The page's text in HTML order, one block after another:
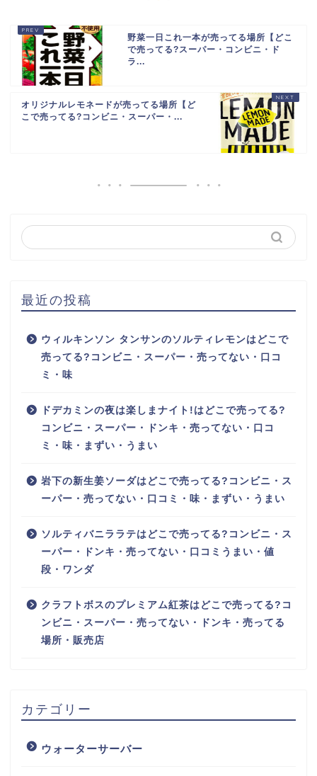
野菜一日これ一本が売ってる場所【どこ
で売ってる?スーパー・コンビニ・ド
ラ...
オリジナルレモネードが売ってる場所【ど
こで売ってる?コンビニ・スーパー・...
最近の投稿
ウィルキンソン タンサンのソルティレモンはどこで
売ってる?コンビニ・スーパー・売ってない・口コ
ミ・味
ドデカミンの夜は楽しまナイト!はどこで売ってる?
コンビニ・スーパー・ドンキ・売ってない・口コ
ミ・味・まずい・うまい
岩下の新生姜ソーダはどこで売ってる?コンビニ・ス
ーパー・売ってない・口コミ・味・まずい・うまい
ソルティバニララテはどこで売ってる?コンビニ・ス
ーパー・ドンキ・売ってない・口コミうまい・値
段・ワンダ
クラフトボスのプレミアム紅茶はどこで売ってる?コ
ンビニ・スーパー・売ってない・ドンキ・売ってる
場所・販売店
カテゴリー
ウォーターサーバー